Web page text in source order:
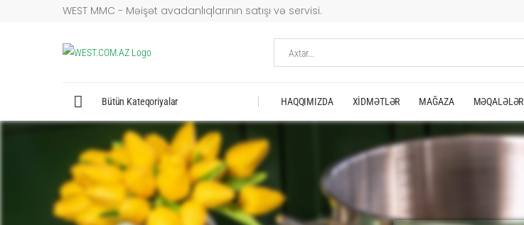
WEST MMC - Məişət avadanlıqlarının satışı və servisi.
Axtar...
Bütün Kateqoriyalar HAQQIMIZDA XIDMƏTLƏR MAĞAZA MƏQALƏLƏR